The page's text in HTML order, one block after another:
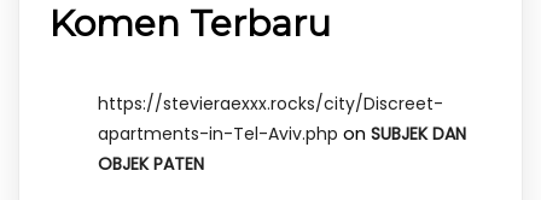
Komen Terbaru
https://stevieraexxx.rocks/city/Discreet-
apartments-in-Tel-Aviv.php on SUBJEK DAN
OBJEK PATEN